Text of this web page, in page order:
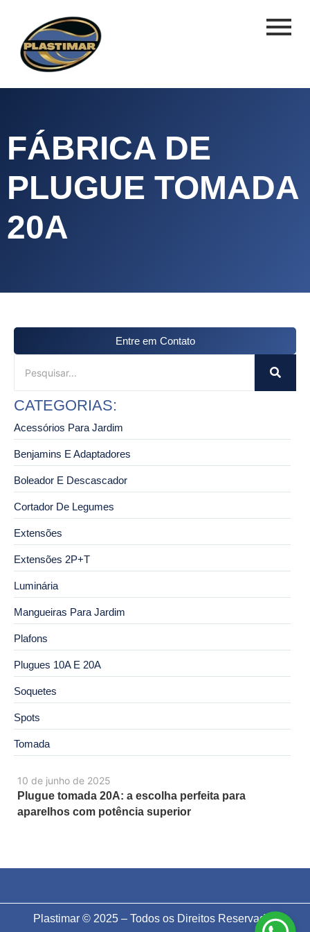
FÁBRICA DE
PLUGUE TOMADA
20A
10 de junho de 2025
Plugue tomada 20A: a escolha perfeita para
aparelhos com potência superior
Entre em Contato
CATEGORIAS:
Acessórios Para Jardim
Benjamins E Adaptadores
Boleador E Descascador
Cortador De Legumes
Extensões
Extensões 2P+T
Luminária
Mangueiras Para Jardim
Plafons
Plugues 10A E 20A
Soquetes
Spots
Tomada
Plastimar © 2025 – Todos os Direitos Reservados